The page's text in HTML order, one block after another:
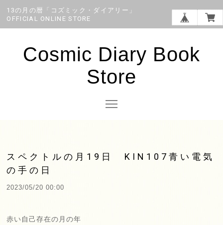
13の月の暦「コズミック・ダイアリー」
OFFICIAL ONLINE STORE
Cosmic Diary Book
Store
スペクトルの月19日 KIN107青い電気
の手の日
2023/05/20 00:00
赤い自己存在の月の年